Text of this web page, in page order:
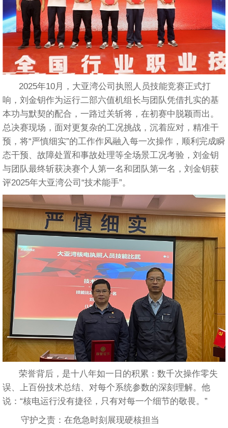
2025年10月，大亚湾公司执照人员技能竞赛正式打
响，刘金钥作为运行二部六值机组长与团队凭借扎实的基
本功与默契的配合，一路过关斩将，在初赛中脱颖而出。
总决赛现场，面对更复杂的工况挑战，沉着应对，精准干
预，将“严慎细实”的工作作风融入每一次操作，顺利完成瞬
态干预、故障处置和事故处理等全场景工况考验，刘金钥
与团队最终斩获决赛个人第一名和团队第一名，刘金钥获
评2025年大亚湾公司“技术能手”。
荣誉背后，是十八年如一日的积累：数千次操作零失
误、上百份技术总结、对每个系统参数的深刻理解。他
说：“核电运行没有捷径，只有对每一个细节的敬畏。”
守护之责：在危急时刻展现硬核担当